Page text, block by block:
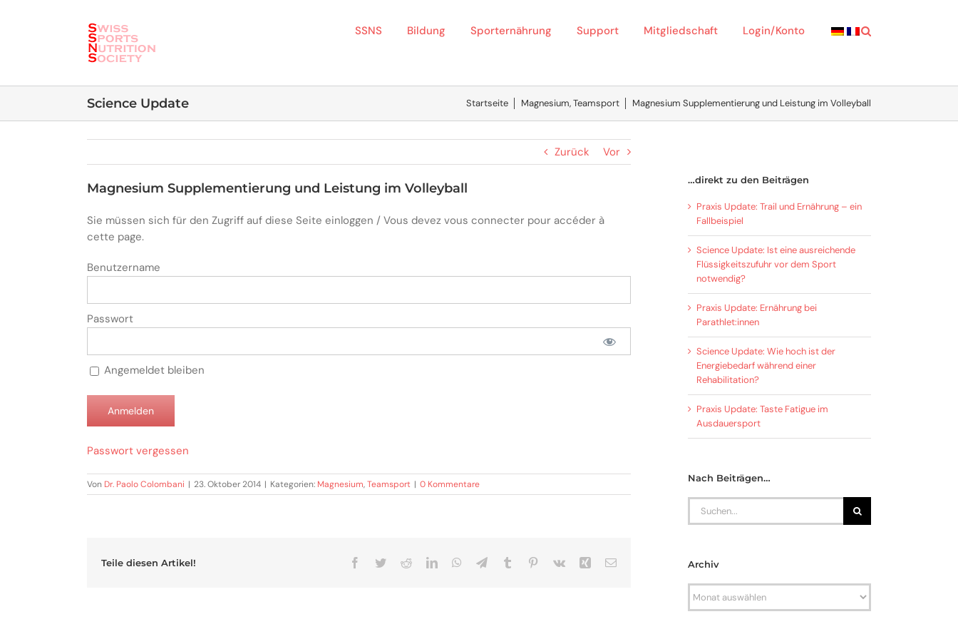
SSNS Bildung Sporternährung Support Mitgliedschaft Login/Konto
Science Update Startseite Magnesium,Teamsport Magnesium Supplementierung und Leistung im Volleyball
Zurück Vor
Magnesium Supplementierung und Leistung im Volleyball
Sie müssen sich für den Zugriff auf diese Seite einloggen / Vous devez vous connecter pour accéder à
cette page.
Benutzername
Passwort
Angemeldet bleiben
Passwort vergessen
Von Dr. Paolo Colombani | 23. Oktober 2014 | Kategorien: Magnesium,Teamsport | 0 Kommentare
Teile diesen Artikel! Facebook
TwitterRedditLinkedInWhatsApp
TelegramTumblr Pinterest
Vk Xing E-
…direkt zu den Beiträgen
Praxis Update: Trail und Ernährung – ein
Fallbeispiel
Science Update: Ist eine ausreichende
Flüssigkeitszufuhr vor dem Sport
notwendig?
Praxis Update: Ernährung bei
Parathlet:innen
Science Update: Wie hoch ist der
Energiebedarf während einer
Rehabilitation?
Praxis Update: Taste Fatigue im
Ausdauersport
Nach Beiträgen…
Search
Archiv
Archiv